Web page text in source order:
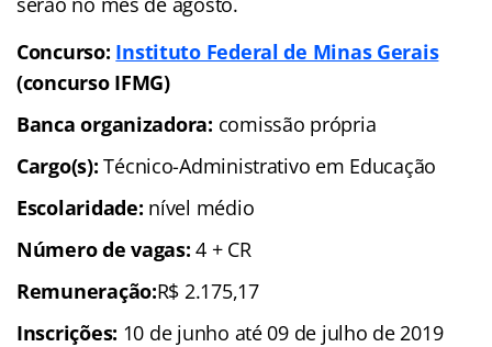
Concurso: Instituto Federal de Minas Gerais
(concurso IFMG)
Banca organizadora: comissão própria
Cargo(s):Técnico-Administrativo em Educação
Escolaridade: nível médio
Número de vagas: 4 + CR
Remuneração:R$ 2.175,17
Inscrições: 10 de junho até 09 de julho de 2019